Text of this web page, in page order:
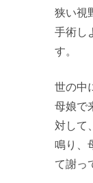
狭い視
手術し
す。
世の中
母娘で
対して
鳴り、
て謝っ